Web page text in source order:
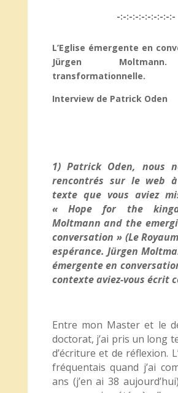
-:-:-:-:-:-:-:-:-:-
L’Eglise émergente en
Jürgen
transformationnelle.
Interview de Patrick Oden
1) Patrick Oden, nous
rencontrés sur le web
texte que vous aviez
« Hope for the
Moltmann and the
conversation » (Le
espérance. Jürgen
émergente en
contexte aviez-vous écrit
Entre mon Master et le
doctorat, j’ai pris un long
d’écriture et de réflexion.
fréquentais quand j’ai
ans (j’en ai 38